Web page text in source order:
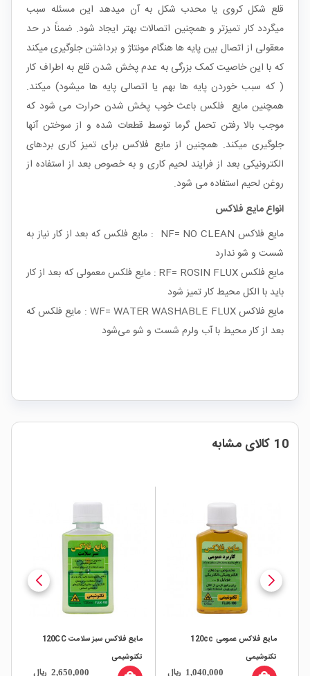
قلع شکل کروی یا محدب شکل به آن میدهد این مسئله سبب
میگردد کار تمیزتر و همچنین اتصالات بهتر ایجاد شود. ضمناً در حد
معقولی از اتصال بین پایه ها هنگام مونتاژ و برداشتن جلوگیری میکند
که با این خاصیت کمک بزرگی به عدم پخش شدن قلع به اطراف کار
( که سبب خوردن پایه ها بهم یا اتصالی پایه ها میشود) میکند.
همچنین مایع فلکس باعث خوب پخش شدن حرارت می شود که
موجب بالا رفتن تحمل گرما توسط قطعات شده و از سوختن آنها
جلوگیری میکند. همچنین از مایع فلاکس برای تمیز کاری بردهای
الکترونیکی بعد از فرایند لحیم کاری و به خصوص بعد از استفاده از
روغن لحیم استفاده می شود.
انواع مایع فلاکس
مایع فلاکس NF= NO CLEAN : مایع فلکس که بعد از کار نیاز به
شست و شو ندارد
مایع فلکس RF= ROSIN FLUX : مایع فلکس معمولی که بعد از کار
باید با الکل محیط کار تمیز شود
مایع فلاکس WF= WATER WASHABLE FLUX : مایع فلکس که
بعد از کار محیط با آب ولرم شست و شو می‌شود
10 کالای مشابه
مایع فلاکس عمومی 120cc
تکنوشیمی
1,040,000 ریال
مایع فلاکس سبز سلامت 120CC
تکنوشیمی
2,650,000 ریال